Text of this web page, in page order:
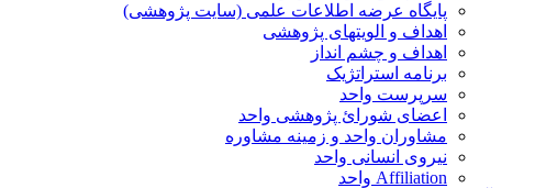
پایگاه عرضه اطلاعات علمی (سایت پژوهشی)
اهداف و الویتهای پژوهشی
اهداف و چشم انداز
برنامه استراتژیک
سرپرست واحد
اعضای شورائ پژوهشی واحد
مشاوران واحد و زمینه مشاوره
نیروی انسانی واحد
Affiliation واحد